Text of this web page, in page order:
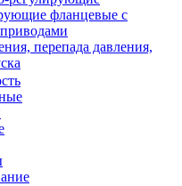
фланцевые с
перепада давления,